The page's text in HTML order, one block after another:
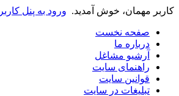
کاربر مهمان، خوش آمدید. ورود به پنل
صفحه نخست
درباره ما
آرشیو مشاغل
راهنمای سایت
قوانین سایت
تبلیغات در سایت